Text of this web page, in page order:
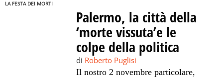
LA FESTA DEI MORTI
Palermo, la città della
‘morte vissuta’e le
colpe della politica
di Roberto Puglisi
Il nostro 2 novembre particolare,